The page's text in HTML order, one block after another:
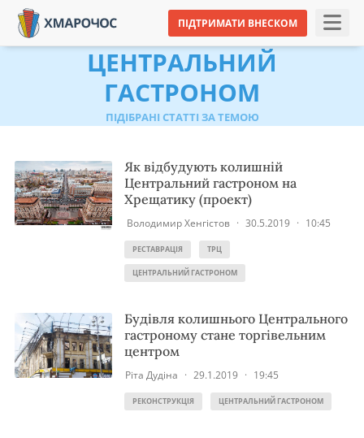
ПІДТРИМАТИ ВНЕСКОМ
ЦЕНТРАЛЬНИЙ
ГАСТРОНОМ
ПІДІБРАНІ СТАТТІ ЗА ТЕМОЮ
Як відбудують колишній
Центральний гастроном на
Хрещатику (проект)
Володимир Хенгістов · 30.5.2019 · 10:45
РЕСТАВРАЦІЯ ТРЦ
ЦЕНТРАЛЬНИЙ ГАСТРОНОМ
Будівля колишнього Центрального
гастроному стане торгівельним
центром
Ріта Дудіна · 29.1.2019 · 19:45
РЕКОНСТРУКЦІЯ ЦЕНТРАЛЬНИЙ ГАСТРОНОМ